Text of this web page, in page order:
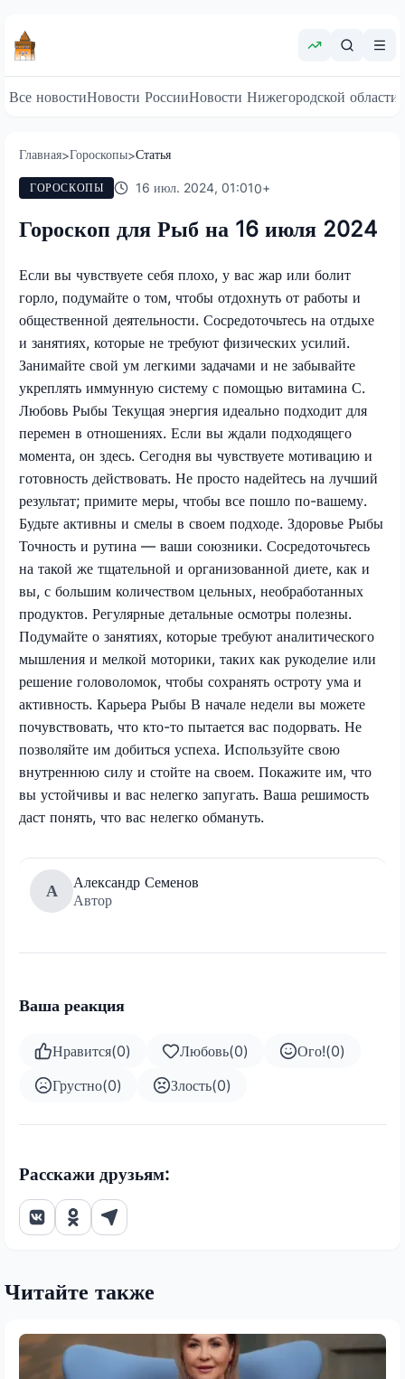
Все новостиНовости РоссииНовости Нижегородской области
Главная>Гороскопы>Статья
ГОРОСКОПЫ 16 июл. 2024, 01:010+
Гороскоп для Рыб на 16 июля 2024
Если вы чувствуете себя плохо, у вас жар или болит
горло, подумайте о том, чтобы отдохнуть от работы и
общественной деятельности. Сосредоточьтесь на отдыхе
и занятиях, которые не требуют физических усилий.
Занимайте свой ум легкими задачами и не забывайте
укреплять иммунную систему с помощью витамина С.
Любовь Рыбы Текущая энергия идеально подходит для
перемен в отношениях. Если вы ждали подходящего
момента, он здесь. Сегодня вы чувствуете мотивацию и
готовность действовать. Не просто надейтесь на лучший
результат; примите меры, чтобы все пошло по-вашему.
Будьте активны и смелы в своем подходе. Здоровье Рыбы
Точность и рутина — ваши союзники. Сосредоточьтесь
на такой же тщательной и организованной диете, как и
вы, с большим количеством цельных, необработанных
продуктов. Регулярные детальные осмотры полезны.
Подумайте о занятиях, которые требуют аналитического
мышления и мелкой моторики, таких как рукоделие или
решение головоломок, чтобы сохранять остроту ума и
активность. Карьера Рыбы В начале недели вы можете
почувствовать, что кто-то пытается вас подорвать. Не
позволяйте им добиться успеха. Используйте свою
внутреннюю силу и стойте на своем. Покажите им, что
вы устойчивы и вас нелегко запугать. Ваша решимость
даст понять, что вас нелегко обмануть.
А
Александр Семенов
Автор
Ваша реакция
Нравится(0) Любовь(0) Ого!(0)
Грустно(0) Злость(0)
Расскажи друзьям:
Читайте также